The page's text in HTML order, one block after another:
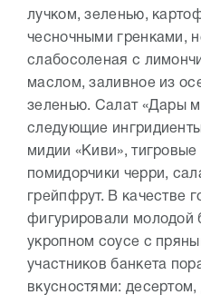
лучком, зеленью,
чесночными гренками,
слабосоленая с
маслом, заливное из
зеленью. Салат «Дары
следующие
мидии «Киви»,
помидорчики черри,
грейпфрут. В качестве
фигурировали молодой
укропном соусе с
участников банкета
вкусностями: